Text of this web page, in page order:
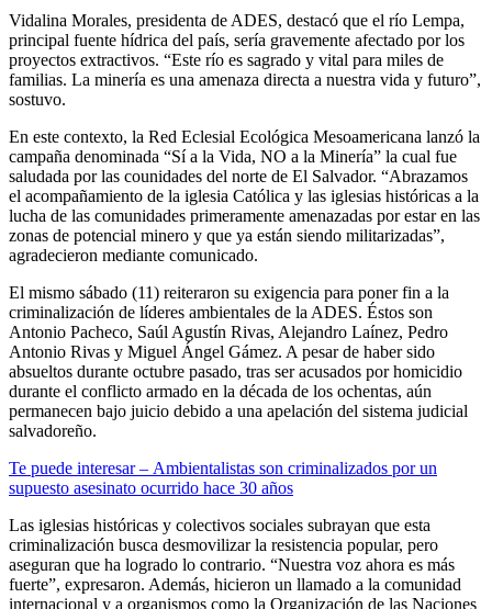
Vidalina Morales, presidenta de ADES, destacó que el río Lempa,
principal fuente hídrica del país, sería gravemente afectado por los
proyectos extractivos. “Este río es sagrado y vital para miles de
familias. La minería es una amenaza directa a nuestra vida y futuro”,
sostuvo.
En este contexto, la Red Eclesial Ecológica Mesoamericana lanzó la
campaña denominada “Sí a la Vida, NO a la Minería” la cual fue
saludada por las counidades del norte de El Salvador. “Abrazamos
el acompañamiento de la iglesia Católica y las iglesias históricas a la
lucha de las comunidades primeramente amenazadas por estar en las
zonas de potencial minero y que ya están siendo militarizadas”,
agradecieron mediante comunicado.
El mismo sábado (11) reiteraron su exigencia para poner fin a la
criminalización de líderes ambientales de la ADES. Éstos son
Antonio Pacheco, Saúl Agustín Rivas, Alejandro Laínez, Pedro
Antonio Rivas y Miguel Ángel Gámez. A pesar de haber sido
absueltos durante octubre pasado, tras ser acusados por homicidio
durante el conflicto armado en la década de los ochentas, aún
permanecen bajo juicio debido a una apelación del sistema judicial
salvadoreño.
Te puede interesar – Ambientalistas son criminalizados por un
supuesto asesinato ocurrido hace 30 años
Las iglesias históricas y colectivos sociales subrayan que esta
criminalización busca desmovilizar la resistencia popular, pero
aseguran que ha logrado lo contrario. “Nuestra voz ahora es más
fuerte”, expresaron. Además, hicieron un llamado a la comunidad
internacional y a organismos como la Organización de las Naciones